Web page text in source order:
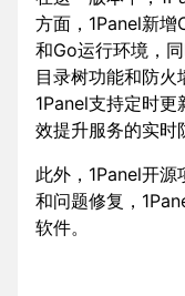
方面，1Panel新
和Go运行环境，
目录树功能和防火
1Panel支持定时
效提升服务的实时
此外，1Panel开
和问题修复，
软件。